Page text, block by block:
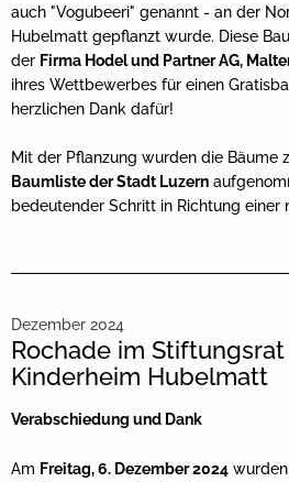
auch "Vogubeeri" genannt - an der
Hubelmatt gepflanzt wurde. Diese
der Firma Hodel und Partner AG,
ihres Wettbewerbes für einen
herzlichen Dank dafür!
Mit der Pflanzung wurden die Bäume
Baumliste der Stadt Luzern
bedeutender Schritt in Richtung einer
Dezember 2024
Rochade im
Kinderheim Hubelmatt
Verabschiedung und Dank
Am Freitag, 6. Dezember 2024 wurden